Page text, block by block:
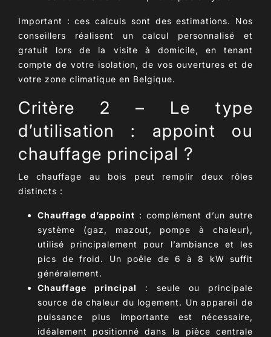
Important : ces calculs sont des estimations. Nos
conseillers réalisent uncalcul personnalisé et
gratuit
lors de la visite à domicile, en tenant
compte de votre isolation, de vos ouvertures et de
votre zone climatique en Belgique.
Critère 2 – Le type
d’utilisation : appoint ou
chauffage principal ?
Lechauffage au bois peut remplir deux rôles
distincts :
Chauffage d’appoint : complément d’un autre
système (gaz, mazout, pompe à chaleur),
utilisé principalement pour l’ambiance et les
pics de froid. Un poêle de 6 à 8 kW suffit
généralement.
Chauffage principal
: seule ou principale
source de chaleur du logement. Un appareil de
puissance plus importante est nécessaire,
idéalement positionné dans la pièce centrale